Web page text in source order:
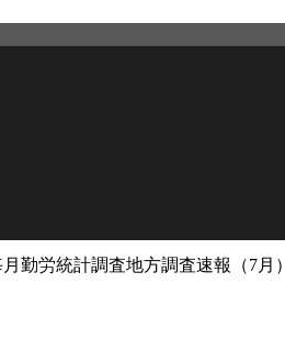
勤労統計調査地方調査速報（7月）